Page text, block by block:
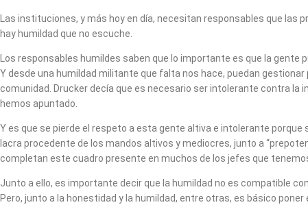
Las instituciones, y más hoy en día, necesitan responsables que las
hay humildad que no escuche.
Los responsables humildes saben que lo importante es que la
Y desde una humildad militante que falta nos hace, puedan
comunidad. Drucker decía que es necesario ser intolerante contra
hemos apuntado.
Y es que se pierde el respeto a esta gente altiva e intolerante porque
lacra procedente de los mandos altivos y mediocres, junto a
completan este cuadro presente en muchos de los jefes que
Junto a ello, es importante decir que la humildad no es compatible
Pero, junto a la honestidad y la humildad, entre otras, es básico